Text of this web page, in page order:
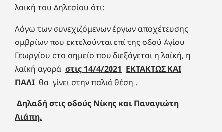
λαική του Δηλεσίου ότι:
Λόγω των συνεχιζόμενων έργων αποχέτευσης
ομβρίων που εκτελούνται επί της οδού Αγίου
Γεωργίου στο σημείο που διεξάγεται η λαϊκή, η
λαϊκή αγορά στις 14/4/2021 ΕΚΤΑΚΤΩΣ ΚΑΙ
ΠΑΛΙ θα γίνει στην παλιά θέση .
Δηλαδή στις οδούς Νίκης και Παναγιώτη
Λιάπη.